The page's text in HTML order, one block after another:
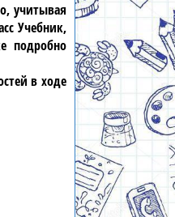
учитывая
Учебник,
подробно
в ходе